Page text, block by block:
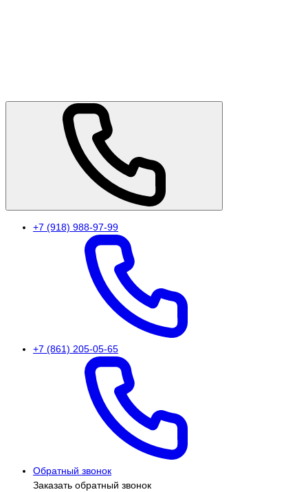
+7 (918) 988-97-99
+7 (861) 205-05-65
Обратный звонок
Заказать обратный звонок